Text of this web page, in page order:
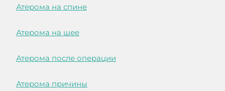
Атерома на спине
Атерома на шее
Атерома после операции
Атерома причины